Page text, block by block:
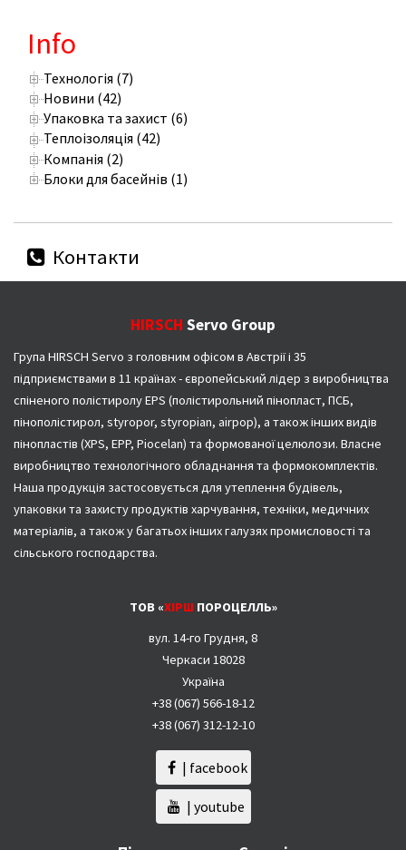
Info
Технологія (7)
Новини (42)
Упаковка та захист (6)
Теплоізоляція (42)
Компанія (2)
Блоки для басейнів (1)
Контакти
HIRSCH Servo Group
Група HIRSCH Servo з головним офісом в Австрії і 35
підприємствами в 11 країнах - європейський лідер з виробництва
спіненого полістиролу EPS (полістирольний пінопласт, ПСБ,
пінополістирол, styropor, styropian, airpop), а також інших видів
пінопластів (XPS, EPP, Piocelan) та формованої целюлози. Власне
виробництво технологічного обладнання та формокомплектів.
Наша продукція застосовується для утеплення будівель,
упаковки та захисту продуктів харчування, техніки, медичних
матеріалів, а також у багатьох інших галузях промисловості та
сільського господарства.
ТОВ «ХІРШПОРОЦЕЛЛЬ»
вул. 14-го Грудня, 8
Черкаси 18028
Україна
+38 (067) 566-18-12
+38 (067) 312-12-10
| facebook
| youtube